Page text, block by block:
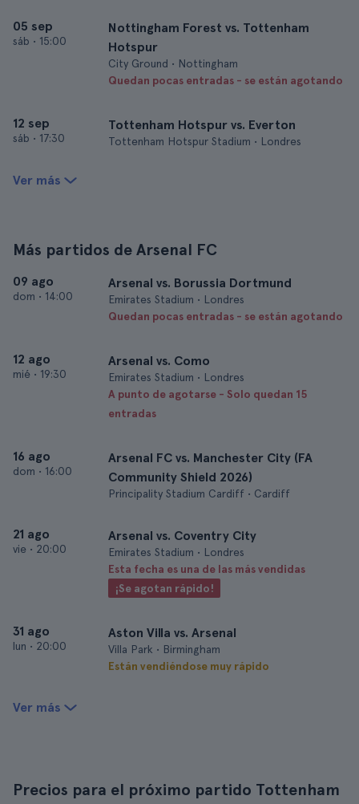
05 sep
sáb • 15:00
Nottingham Forest vs. Tottenham
Hotspur
City Ground • Nottingham
Quedan pocas entradas - se están agotando
12 sep
sáb • 17:30
Tottenham Hotspur vs. Everton
Tottenham Hotspur Stadium • Londres
Ver más
Más partidos de Arsenal FC
09 ago
dom • 14:00
Arsenal vs. Borussia Dortmund
Emirates Stadium • Londres
Quedan pocas entradas - se están agotando
12 ago
mié • 19:30
Arsenal vs. Como
Emirates Stadium • Londres
A punto de agotarse - Solo quedan 15
entradas
16 ago
dom • 16:00
Arsenal FC vs. Manchester City (FA
Community Shield 2026)
Principality Stadium Cardiff • Cardiff
21 ago
vie • 20:00
Arsenal vs. Coventry City
Emirates Stadium • Londres
Esta fecha es una de las más vendidas
¡Se agotan rápido!
31 ago
lun • 20:00
Aston Villa vs. Arsenal
Villa Park • Birmingham
Están vendiéndose muy rápido
Ver más
Precios para el próximo partido Tottenham